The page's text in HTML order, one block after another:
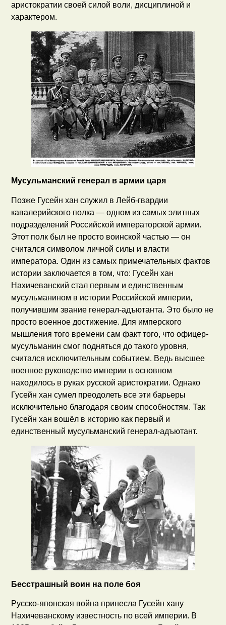
аристократии своей силой воли, дисциплиной и
характером.
Мусульманский генерал в армии царя
Позже Гусейн хан служил в Лейб-гвардии
кавалерийского полка — одном из самых элитных
подразделений Российской императорской армии.
Этот полк был не просто воинской частью — он
считался символом личной силы и власти
императора. Один из самых примечательных фактов
истории заключается в том, что: Гусейн хан
Нахичеванский стал первым и единственным
мусульманином в истории Российской империи,
получившим звание генерал-адъютанта. Это было не
просто военное достижение. Для имперского
мышления того времени сам факт того, что офицер-
мусульманин смог подняться до такого уровня,
считался исключительным событием. Ведь высшее
военное руководство империи в основном
находилось в руках русской аристократии. Однако
Гусейн хан сумел преодолеть все эти барьеры
исключительно благодаря своим способностям. Так
Гусейн хан вошёл в историю как первый и
единственный мусульманский генерал-адъютант.
Бесстрашный воин на поле боя
Русско-японская война принесла Гусейн хану
Нахичеванскому известность по всей империи. В